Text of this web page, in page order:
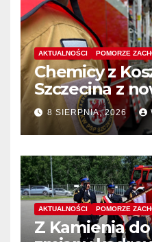
AKTUALNOŚCI POMORZE
Chemicy z
Szczecina z
wyłoniono
8 SIERPNIA, 2026
AKTUALNOŚCI POMORZE
Z Kamienia